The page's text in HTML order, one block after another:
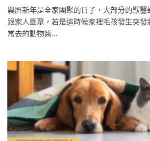
農曆新年是全家團聚的日子，大部分的獸醫
跟家人團聚，若是這時候家裡毛孩發生突發
常去的動物醫...